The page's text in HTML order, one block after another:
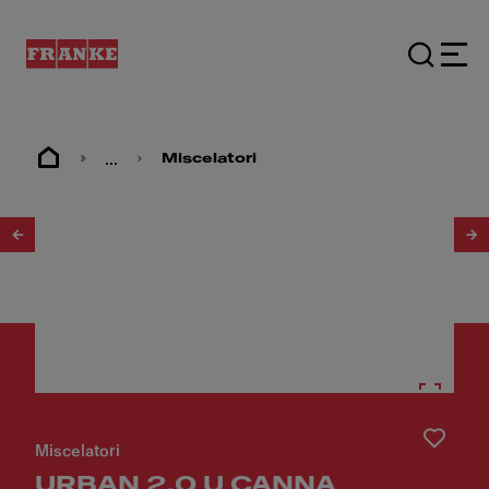
... Miscelatori
Miscelatori